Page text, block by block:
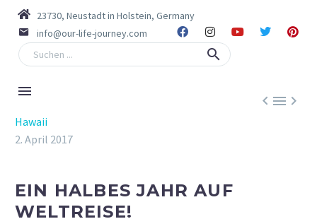
23730, Neustadt in Holstein, Germany
info@our-life-journey.com

Hawaii
2. April 2017
EIN HALBES JAHR AUF
WELTREISE!